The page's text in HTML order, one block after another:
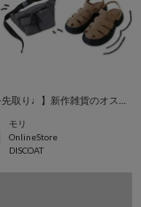
モリ
OnlineStore
DISCOAT